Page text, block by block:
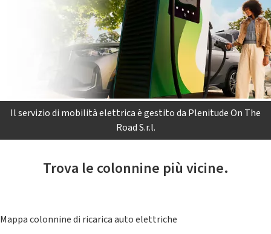
Il servizio di mobilità elettrica è gestito da Plenitude On The
Road S.r.l.
Trova le colonnine più vicine.
Mappa colonnine di ricarica auto elettriche